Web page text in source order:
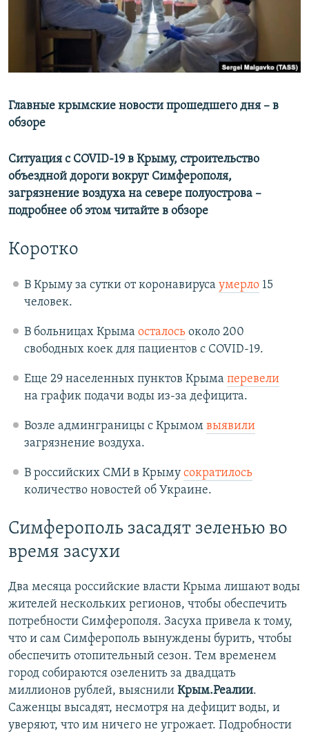
ПОБЕДИТЕЛЕЙ НЕ СУДЯТ?
КРЫМ.НЕПОКОРЕННЫЙ
ELIFBE
ПРИСОЕДИНЯЙТЕСЬ!
Все сайты RFE/RL
Главные крымские новости прошедшего дня – в
обзоре
Ситуация с COVID-19 в Крыму, строительство
объездной дороги вокруг Симферополя,
загрязнение воздуха на севере полуострова –
подробнее об этом читайте в обзоре
Коротко
В Крыму за сутки от коронавируса умерло15
человек.
В больницах Крыма осталосьоколо 200
свободных коек для пациентов с COVID-19.
Еще 29 населенных пунктов Крыма перевели
на график подачи воды из-за дефицита.
Возле админграницы с Крымом выявили
загрязнение воздуха.
В российских СМИ в Крыму сократилось
количество новостей об Украине.
Симферополь засадят зеленью во
время засухи
Два месяца российские власти Крыма лишают воды
жителей нескольких регионов, чтобы обеспечить
потребности Симферополя. Засуха привела к тому,
что и сам Симферополь вынуждены бурить, чтобы
обеспечить отопительный сезон. Тем временем
город собираются озеленить за двадцать
миллионов рублей, выяснили Крым.Реалии.
Саженцы высадят, несмотря на дефицит воды, и
уверяют, что им ничего не угрожает. Подробности